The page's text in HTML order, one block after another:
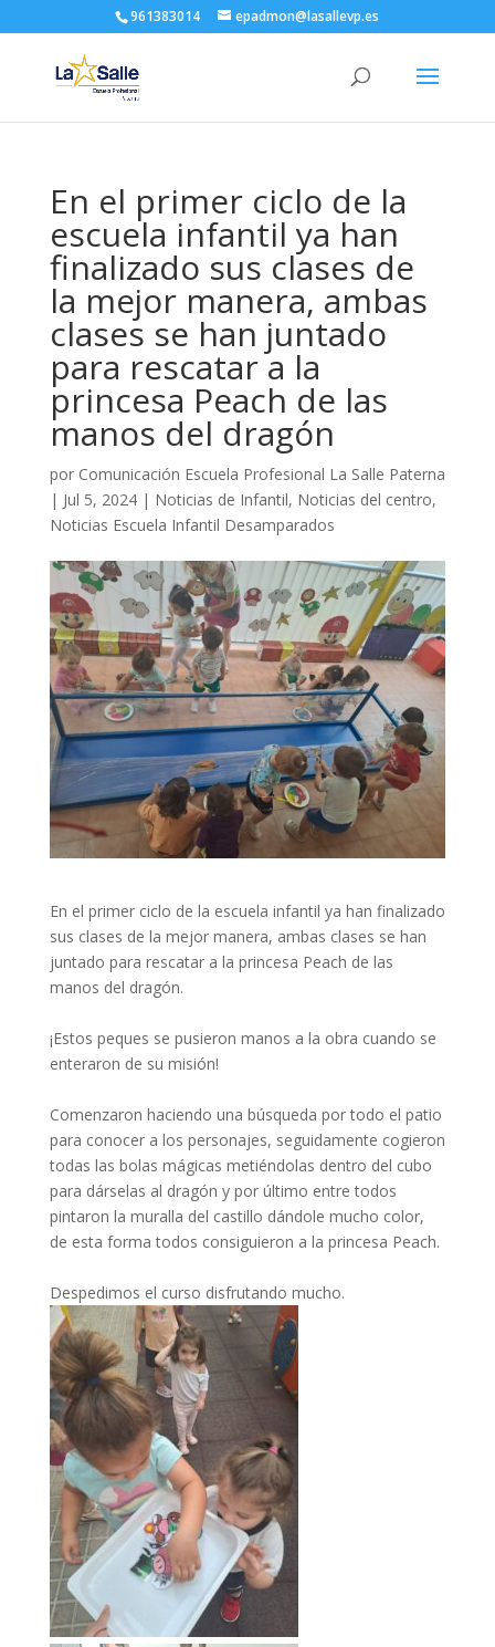
961383014 epadmon@lasallevp.es
En el primer ciclo de la
escuela infantil ya han
finalizado sus clases de
la mejor manera, ambas
clases se han juntado
para rescatar a la
princesa Peach de las
manos del dragón
por Comunicación Escuela Profesional La Salle Paterna
| Jul 5, 2024| Noticias de Infantil, Noticias del centro,
Noticias Escuela Infantil Desamparados
En el primer ciclo de la escuela infantil ya han finalizado
sus clases de la mejor manera, ambas clases se han
juntado para rescatar a la princesa Peach de las
manos del dragón.
¡Estos peques se pusieron manos a la obra cuando se
enteraron de su misión!
Comenzaron haciendo una búsqueda por todo el patio
para conocer a los personajes, seguidamente cogieron
todas las bolas mágicas metiéndolas dentro del cubo
para dárselas al dragón y por último entre todos
pintaron la muralla del castillo dándole mucho color,
de esta forma todos consiguieron a la princesa Peach.
Despedimos el curso disfrutando mucho.